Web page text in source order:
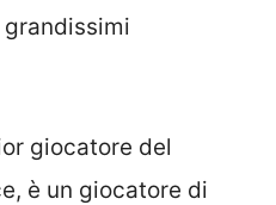
giocatore del
è un giocatore di